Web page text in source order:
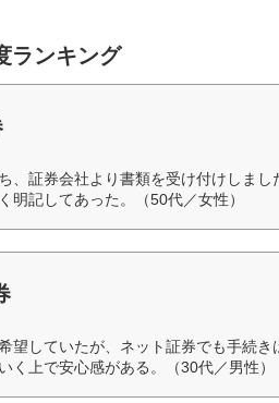
ランキング
、証券会社より書類を受け付けしま
明記してあった。（50代／女性）
望していたが、ネット証券でも手続
く上で安心感がある。（30代／男性）